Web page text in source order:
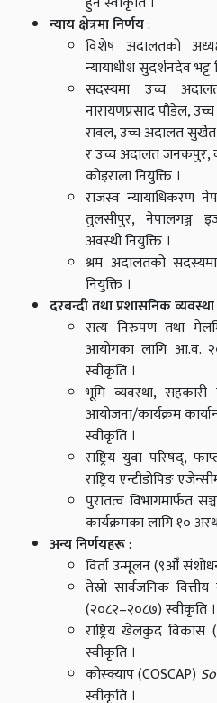
न्याय क्षेत्रमा निर्णय:
विशेष अदालतको
न्यायाधीश सुदर्शनदेव भट्ट
सदस्यमा उच्च
नारायणप्रसाद पौडेल,
रावल, उच्च अदालत सुर्खेत,
र उच्च अदालत जनकपुर,
कोइराला नियुक्ति ।
राजस्व न्यायाधिकरण
तुलसीपुर, नेपालगञ्ज
अवस्थी नियुक्ति ।
श्रम अदालतको
नियुक्ति ।
दरबन्दी तथा प्रशासनिक व्यवस्था
सत्य निरुपण तथा
आयोगका लागि आ.व.
स्वीकृति ।
भूमि व्यवस्था, सहकारी
आयोजना/कार्यक्रम
स्वीकृति ।
राष्ट्रिय युवा परिषद्,
राष्ट्रिय एन्टीडोपिङ
पुरातत्व विभागमार्फत
कार्यक्रमका लागि १०
अन्य निर्णयहरू:
विर्ता उन्मूलन (९औँ
तेस्रो सार्वजनिक
(२०८२–२०८७) स्वीकृति ।
राष्ट्रिय खेलकुद विकास
स्वीकृति ।
कोस्क्याप (COSCAP)
स्वीकृति ।